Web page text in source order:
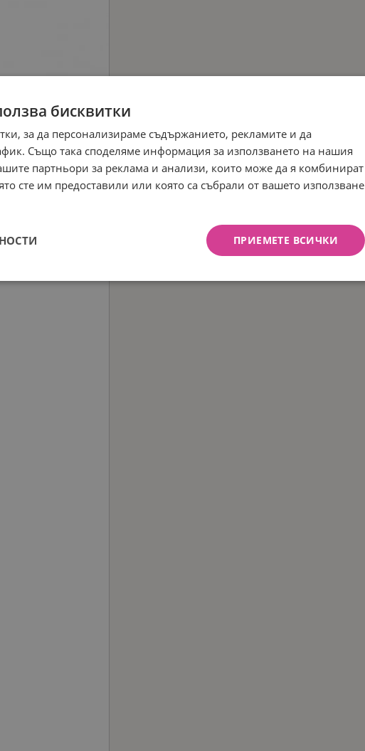
бисквитки
за да персонализираме съдържанието, рекламите и да
Също така споделяме информация за използването на нашия
партньори за реклама и анализи, които може да я комбинират
сте им предоставили или която са събрали от вашето използване
ПРИЕМЕТЕ ВСИЧКИ